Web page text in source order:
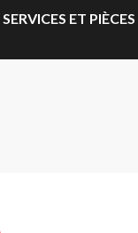
SERVICES ET PIÈCES